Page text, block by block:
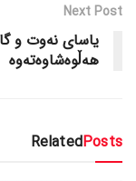
Next Post
یاسای نەوت و
هەڵوەشاوەتەوە
RelatedPosts